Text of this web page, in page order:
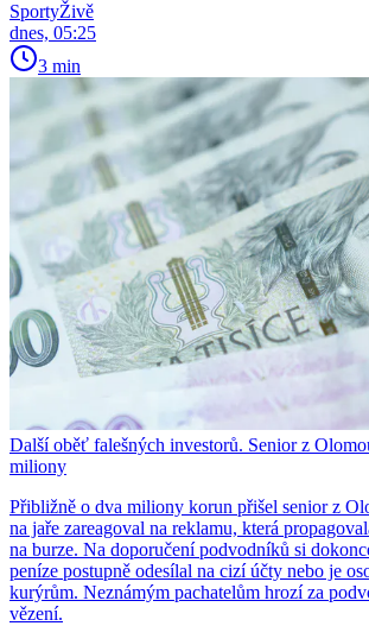
SportyŽivě
dnes, 05:25
3 min
Další oběť falešných investorů. Senior z
miliony
Přibližně o dva miliony korun přišel senior z
na jaře zareagoval na reklamu, která
na burze. Na doporučení podvodníků si
peníze postupně odesílal na cizí účty nebo je
kurýrům. Neznámým pachatelům hrozí za
vězení.